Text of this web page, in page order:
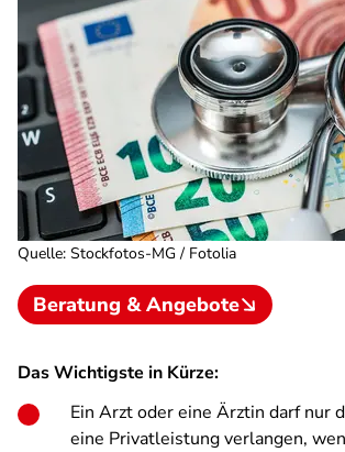
Quelle: Stockfotos-MG / Fotolia
Beratung & Angebote
Das Wichtigste in Kürze:
Ein Arzt oder eine Ärztin darf nur
eine Privatleistung verlangen,